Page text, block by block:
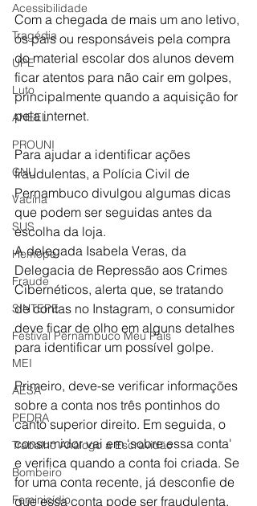
Acessibilidade
Tragédia
UPE
Luto
ANEEL
PROUNI
CNU
Vacina
SUS
Hemope
Fraude
SINTEPE
Festival Pernambuco Meu País
MEI
AESA
PEDRA
Trabalho Análogo a Escravidão
Bombeiro
Feminicídio
Com a chegada de mais um ano letivo,
os pais ou responsáveis pela compra
do material escolar dos alunos devem
ficar atentos para não cair em golpes,
principalmente quando a aquisição for
pela internet.
Para ajudar a identificar ações
fraudulentas, a Polícia Civil de
Pernambuco divulgou algumas dicas
que podem ser seguidas antes da
escolha da loja.
A delegada Isabela Veras, da
Delegacia de Repressão aos Crimes
Cibernéticos, alerta que, se tratando
de contas no Instagram, o consumidor
deve ficar de olho em alguns detalhes
para identificar um possível golpe.
Primeiro, deve-se verificar informações
sobre a conta nos três pontinhos do
canto superior direito. Em seguida, o
consumidor vai em ‘sobre essa conta'
e verifica quando a conta foi criada. Se
for uma conta recente, já desconfie de
que essa conta pode ser fraudulenta.